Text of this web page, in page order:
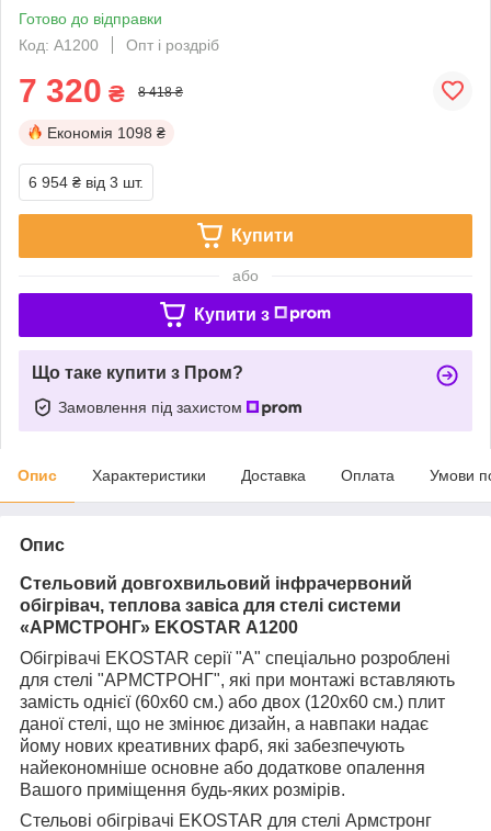
Готово до відправки
Код: А1200
Опт і роздріб
7 320 ₴ 8 418 ₴
Економія 1098 ₴
6 954 ₴ від 3 шт.
Купити
або
Купити з
Що таке купити з Пром?
Замовлення під захистом
Опис Характеристики Доставка Оплата Умови
Опис
Стельовий довгохвильовий інфрачервоний
обігрівач, теплова завіса для стелі системи
«АРМСТРОНГ» EKOSTAR А1200
Обігрівачі EKOSTAR серії "А" спеціально розроблені
для стелі "АРМСТРОНГ", які при монтажі вставляють
замість однієї (60х60 см.) або двох (120х60 см.) плит
даної стелі, що не змінює дизайн, а навпаки надає
йому нових креативних фарб, які забезпечують
найекономніше основне або додаткове опалення
Вашого приміщення будь-яких розмірів.
Стельові обігрівачі EKOSTAR для стелі Армстронг